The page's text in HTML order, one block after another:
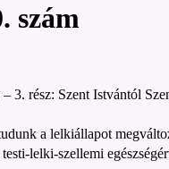
szám
3. rész: Szent Istvántól
a lelkiállapot
lelki-szellemi